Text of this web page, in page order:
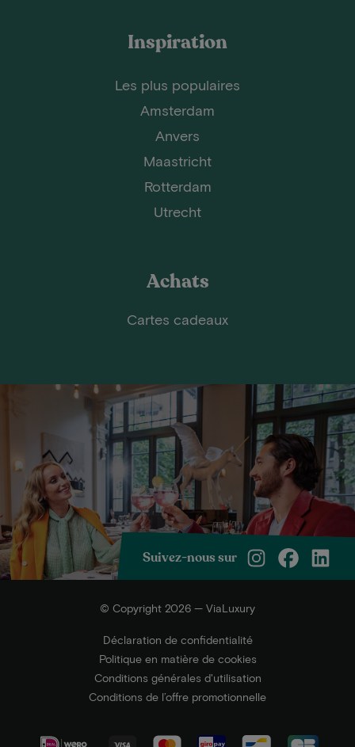
Inspiration
Les plus populaires
Amsterdam
Anvers
Maastricht
Rotterdam
Utrecht
Achats
Cartes cadeaux
Suivez-nous sur
© Copyright 2026 — ViaLuxury
Déclaration de confidentialité
Politique en matière de cookies
Conditions générales d'utilisation
Conditions de l’offre promotionnelle